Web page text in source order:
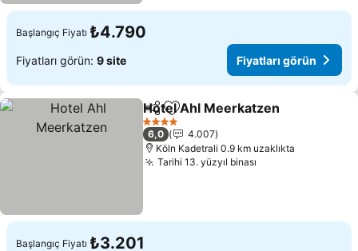
Başlangıç Fiyatı ₺4.790
Fiyatları görün: 9 site Fiyatları görün
PaylaşFavorilerime ekle
Hotel Ahl Meerkatzen
4 Yıldız
6,0
4.007
Köln Kadetrali 0.9 km uzaklıkta
Tarihi 13. yüzyıl binası
Başlangıç Fiyatı ₺3.201